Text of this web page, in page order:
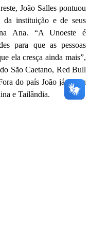
João Salles pontuou
da instituição e de seus
Ana. “A Unoeste é
para que as pessoas
ela cresça ainda mais”,
São Caetano, Red Bull
do país João já jogou
e Tailândia.